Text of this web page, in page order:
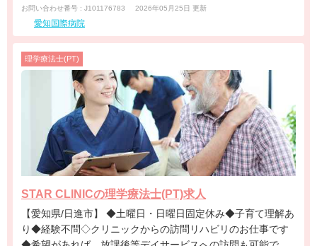
お問い合わせ番号 : J101176783 2026年05月25日 更新
愛知国際病院
理学療法士(PT)
STAR CLINICの理学療法士(PT)求人
【愛知県/日進市】 ◆土曜日・日曜日固定休み◆子育て理解あ
り◆経験不問◇クリニックからの訪問リハビリのお仕事です